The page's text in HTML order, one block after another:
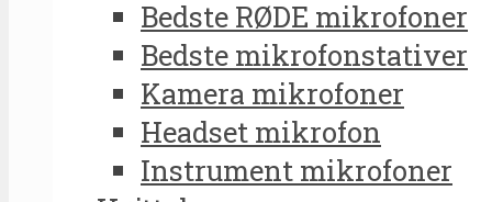
Bedste RØDE mikrofoner
Bedste mikrofonstativer
Kamera mikrofoner
Headset mikrofon
Instrument mikrofoner